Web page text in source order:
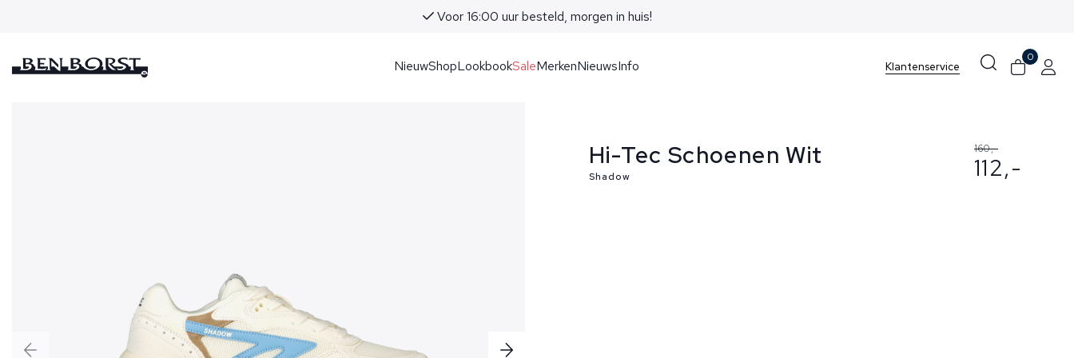
Voor 16:00 uur besteld, morgen in huis!
NieuwShopLookbookSaleMerkenNieuwsInfo Klantenservice
0
Hi-Tec Schoenen Wit
Shadow
160,-
112,-